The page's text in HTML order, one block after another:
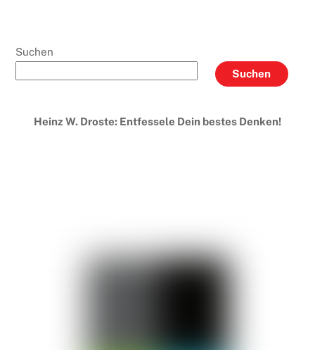
Suchen
Suchen
Heinz W. Droste: Entfessele Dein bestes Denken!